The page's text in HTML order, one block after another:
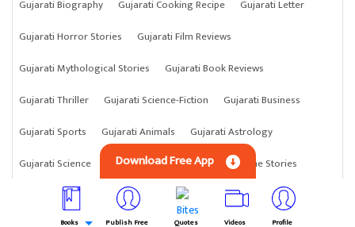
Gujarati Biography
Gujarati Cooking Recipe
Gujarati Letter
Gujarati Horror Stories
Gujarati Film Reviews
Gujarati Mythological Stories
Gujarati Book Reviews
Gujarati Thriller
Gujarati Science-Fiction
Gujarati Business
Gujarati Sports
Gujarati Animals
Gujarati Astrology
Gujarati Science
Gujarati Anything Gujarati Crime Stories
Download Free App
Books Publish Free Quotes Videos Profile